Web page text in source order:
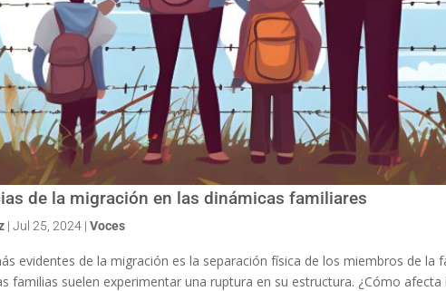
de la migración en las dinámicas familiares
|Jul 25, 2024 |Voces
evidentes de la migración es la separación física de los miembros de la
familias suelen experimentar una ruptura en su estructura. ¿Cómo